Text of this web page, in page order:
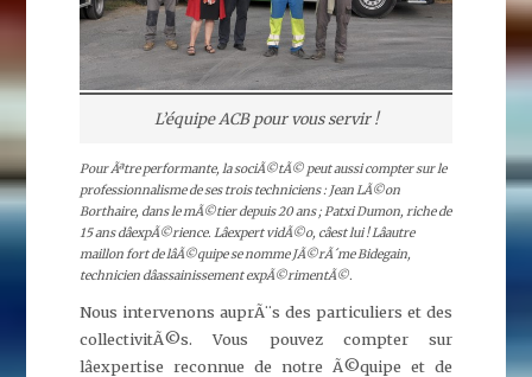
L’équipe ACB pour vous servir !
Pour Ãªtre performante, la sociÃ©tÃ© peut aussi compter sur le
professionnalisme de ses trois techniciens : Jean LÃ©on
Borthaire, dans le mÃ©tier depuis 20 ans ; Patxi Dumon, riche de
15 ans dâexpÃ©rience. Lâexpert vidÃ©o, câest lui ! Lâautre
maillon fort de lâÃ©quipe se nomme JÃ©rÃ´me Bidegain,
technicien dâassainissement expÃ©rimentÃ©.
Nous intervenons auprÃ¨s des particuliers et des
collectivitÃ©s. Vous pouvez compter sur
lâexpertise reconnue de notre Ã©quipe et de